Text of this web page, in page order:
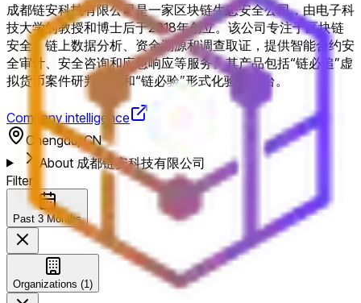
成都链安科技有限公司是一家区块链生态安全公司，由电子科
技大学的教授和博士后于2018年创立。该公司专注于区块链
安全、链上数据分析、资金溯源和调查取证，提供智能合约安
全审计、安全咨询和应急响应等服务。其产品包括“链必追”虚
拟货币案件研判平台和“链必验”形式化验证平台。
Company intelligence
Chengdu, CN
About 成都链安科技有限公司
Filters
Past 3 Months
Organizations (1)